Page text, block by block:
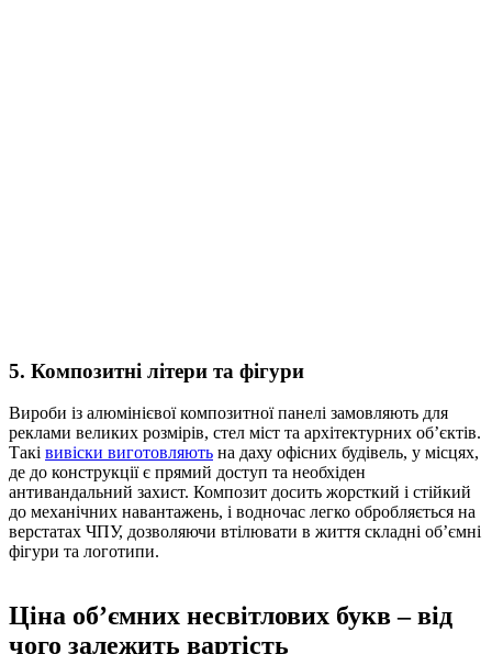
5. Композитні літери та фігури
Вироби із алюмінієвої композитної панелі замовляють для
реклами великих розмірів, стел міст та архітектурних об’єктів.
Такі вивіски виготовляють на даху офісних будівель, у місцях,
де до конструкції є прямий доступ та необхіден
антивандальний захист. Композит досить жорсткий і стійкий
до механічних навантажень, і водночас легко обробляється на
верстатах ЧПУ, дозволяючи втілювати в життя складні об’ємні
фігури та логотипи.
Ціна об’ємних несвітлових букв – від
чого залежить вартість